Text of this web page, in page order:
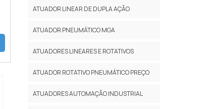
ATUADOR LINEAR DE DUPLA AÇÃO
ATUADOR PNEUMÁTICO MGA
ATUADORES LINEARES E ROTATIVOS
ATUADOR ROTATIVO PNEUMÁTICO PREÇO
ATUADORES AUTOMAÇÃO INDUSTRIAL